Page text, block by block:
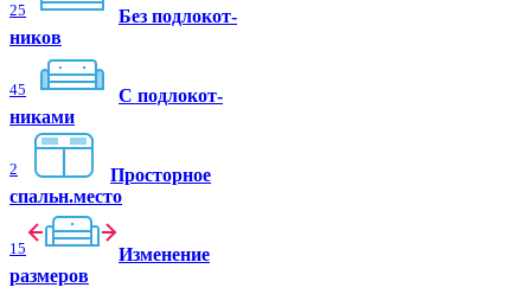
25
Без подлокот-
ников
45
C подлокот-
никами
2
Просторное
спальн.место
15
Изменение
размеров